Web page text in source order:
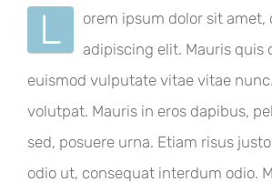
L
orem ipsum dolor sit
adipiscing elit. Mauris quis
euismod vulputate vitae vitae
volutpat. Mauris in eros dapibus,
sed, posuere urna. Etiam risus
odio ut, consequat interdum odio.